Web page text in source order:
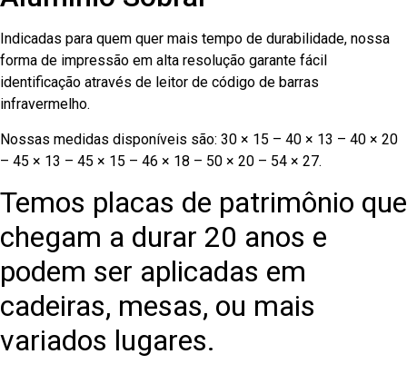
Indicadas para quem quer mais tempo de durabilidade, nossa
forma de impressão em alta resolução garante fácil
identificação através de leitor de código de barras
infravermelho.
Nossas medidas disponíveis são: 30 × 15 – 40 × 13 – 40 × 20
– 45 × 13 – 45 × 15 – 46 × 18 – 50 × 20 – 54 × 27.
Temos placas de patrimônio que
chegam a durar 20 anos e
podem ser aplicadas em
cadeiras, mesas, ou mais
variados lugares.